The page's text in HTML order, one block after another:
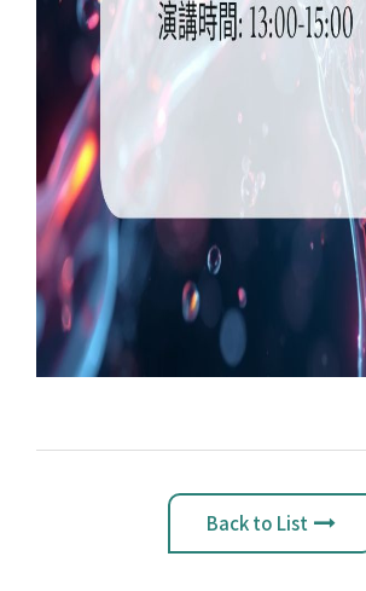
Back to List